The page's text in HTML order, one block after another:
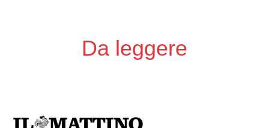
Da leggere